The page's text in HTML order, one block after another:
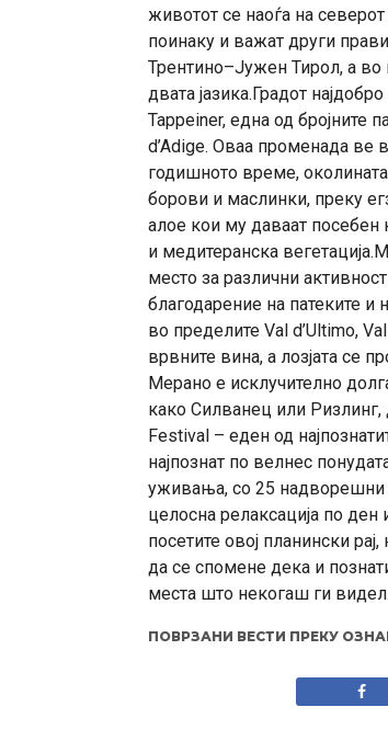
животот се наоѓа на
поинаку и важат други
Трентино–Јужен Тирол, а во
двата јазика.Градот
Tappeiner, една од бројните
d’Adige. Оваа променада ве
годишното време,
борови и маслинки, преку
алое кои му даваат посебен
и медитеранска
место за различни
благодарение на патеките
во пределите Val d’Ultimo,
врвните вина, а лозјата се
Мерано е исклучително
како Силванец или Ризлинг,
Festival – еден од
најпознат по велнес
уживања, со 25 надворешни
целосна релаксација по
посетите овој планински
да се спомене дека и
места што некогаш ги видел.
ПОВРЗАНИ ВЕСТИ ПРЕКУ